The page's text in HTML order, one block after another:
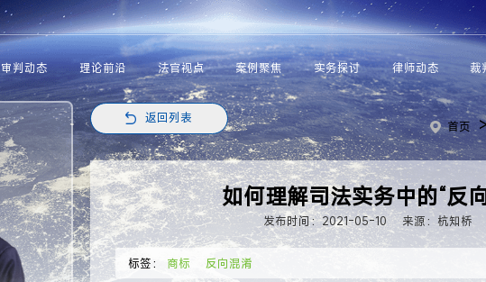
审判动态 理论前沿 法官视点 案例聚焦 实务探讨 律师动态 裁
返回列表
首页
如何理解司法实务中的“反
发布时间：2021-05-10 来源：杭知桥
标签： 商标 反向混淆